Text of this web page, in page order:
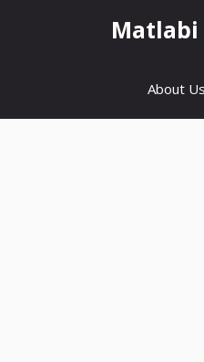
Matlabi
About Us